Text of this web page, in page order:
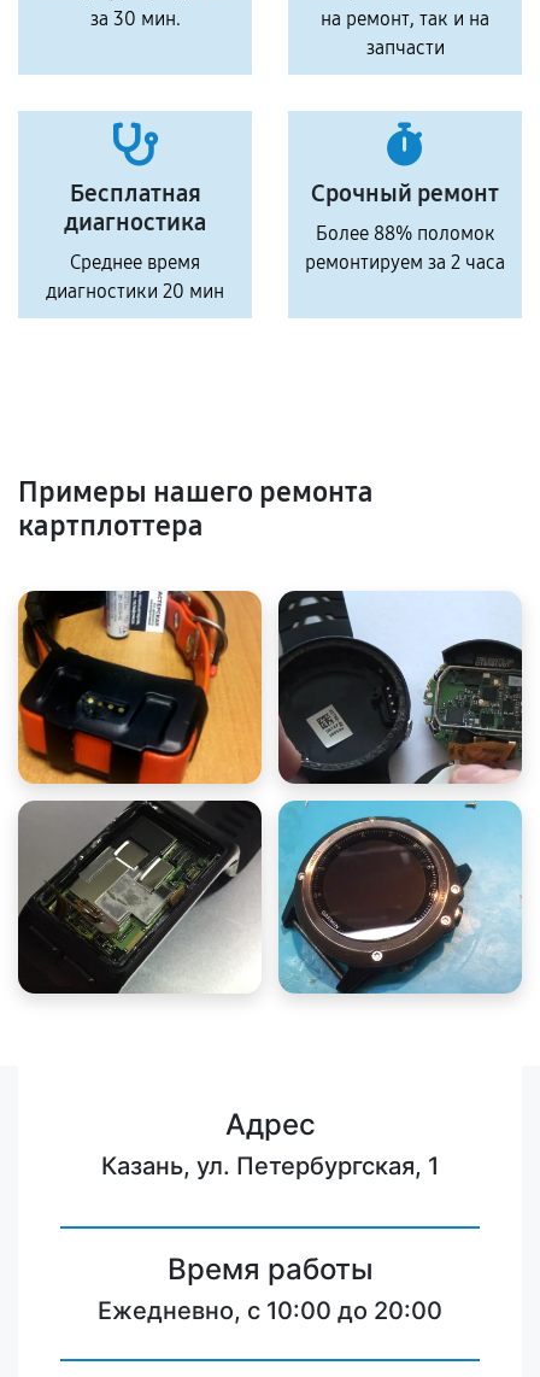
за 30 мин.
на ремонт, так и на
запчасти
Бесплатная
диагностика
Среднее время
диагностики 20 мин
Срочный ремонт
Более 88% поломок
ремонтируем за 2 часа
Примеры нашего ремонта
картплоттера
Адрес
Казань, ул. Петербургская, 1
Время работы
Ежедневно, с 10:00 до 20:00